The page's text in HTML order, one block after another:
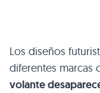
Los diseños
diferentes marcas
volante